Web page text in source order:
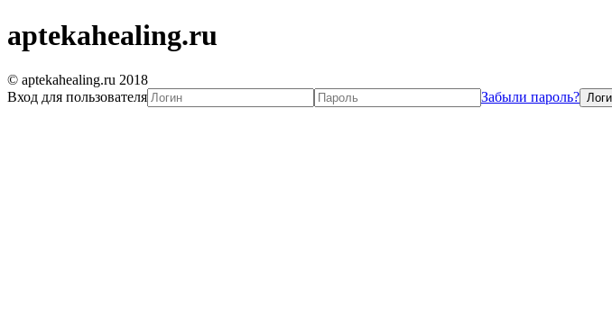
aptekahealing.ru
© aptekahealing.ru 2018
Вход для пользователя
Забыли пароль?